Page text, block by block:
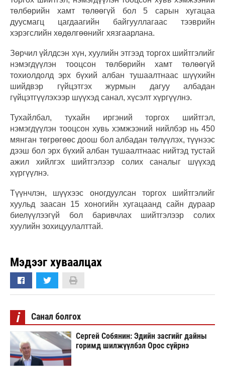
төлбөрийн хамт төлөөгүй бол 5 сарын хугацаа
дуусмагц цагдаагийн байгууллагаас тээврийн
хэрэгслийн хөдөлгөөнийг хязгаарлана.
Зөрчил үйлдсэн хүн, хуулийн этгээд торгох шийтгэлийг
нэмэгдүүлэн тооцсон төлбөрийн хамт төлөөгүй
тохиолдолд эрх бүхий албан тушаалтнаас шүүхийн
шийдвэр гүйцэтгэх журмын дагуу албадан
гүйцэтгүүлэхээр шүүхэд санал, хүсэлт хүргүүлнэ.
Тухайлбал, тухайн иргэний торгох шийтгэл,
нэмэгдүүлэн тооцсон хувь хэмжээний нийлбэр нь 450
мянган төгрөгөөс доош бол албадан төлүүлэх, түүнээс
дээш бол эрх бүхий албан тушаалтнаас нийтэд тустай
ажил хийлгэх шийтгэлээр солих саналыг шүүхэд
хүргүүлнэ.
Түүнчлэн, шүүхээс оногдуулсан торгох шийтгэлийг
хуульд заасан 15 хоногийн хугацаанд сайн дураар
биелүүлээгүй бол баривчлах шийтгэлээр солих
хуулийн зохицуулалттай.
Мэдээг хуваалцах
i Санал болгох
Сергей Собянин: Эдийн засгийг дайны
горимд шилжүүлбэл Орос сүйрнэ